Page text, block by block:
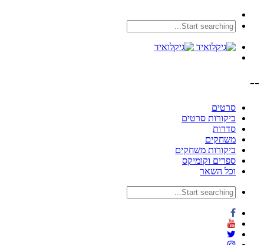
--
סרטים
ביקורות סרטים
סדרות
משחקים
ביקורות משחקים
ספרים וקומיקס
וכל השאר